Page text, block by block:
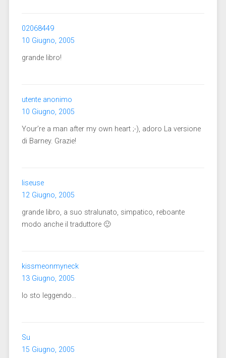
02068449
10 Giugno, 2005
grande libro!
utente anonimo
10 Giugno, 2005
Your’re a man after my own heart ;-), adoro La versione
di Barney. Grazie!
liseuse
12 Giugno, 2005
grande libro, a suo stralunato, simpatico, reboante
modo anche il traduttore 🙂
kissmeonmyneck
13 Giugno, 2005
lo sto leggendo…
Su
15 Giugno, 2005